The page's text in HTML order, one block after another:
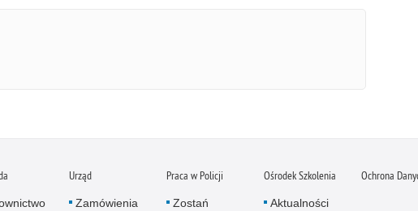
Urząd
Zamówienia
Praca w Policji
Zostań
Ośrodek Szkolenia
Aktualności
Ochrona